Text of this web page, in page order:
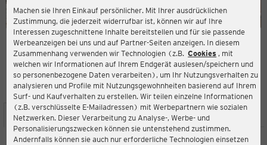
Machen sie Ihren Einkauf persönlicher. Mit Ihrer ausdrücklichen
Zustimmung, die jederzeit widerrufbar ist, können wir auf Ihre
Interessen zugeschnittene Inhalte bereitstellen und für sie passende
Werbeanzeigen bei uns und auf Partner-Seiten anzeigen. In diesem
Zusammenhang verwenden wir Technologien (z.B. Cookies , mit
welchen wir Informationen auf Ihrem Endgerät auslesen/speichern und
so personenbezogene Daten verarbeiten), um Ihr Nutzungsverhalten zu
analysieren und Profile mit Nutzungsgewohnheiten basierend auf Ihrem
Surf- und Kaufverhalten zu erstellen. Wir teilen einzelne Informationen
(z.B. verschlüsselte E-Mailadressen) mit Werbepartnern wie sozialen
Netzwerken. Dieser Verarbeitung zu Analyse-, Werbe- und
Personalisierungszwecken können sie untenstehend zustimmen.
Andernfalls können sie auch nur erforderliche Technologien einsetzen
ERNSTING'S FAMILY FILIALE
Haarstraat 22
7462 AP Rijssen-Holten
STANDORT SERVICES SORTIMENT